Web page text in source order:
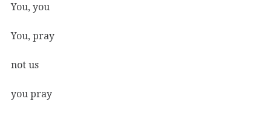
You, you
You, pray
not us
you pray